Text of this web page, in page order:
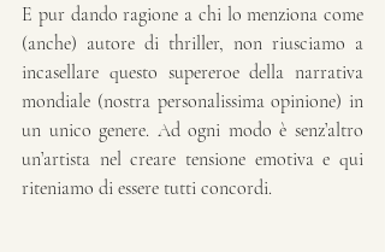
E pur dando ragione a chi lo menziona come
(anche) autore di thriller, non riusciamo a
incasellare questo supereroe della narrativa
mondiale (nostra personalissima opinione) in
un unico genere. Ad ogni modo è senz’altro
un’artista nel creare tensione emotiva e qui
riteniamo di essere tutti concordi.